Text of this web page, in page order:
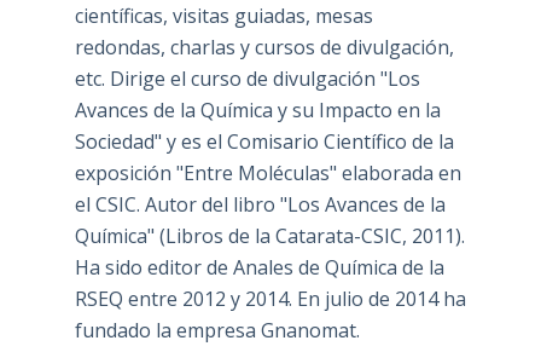
científicas, visitas guiadas, mesas
redondas, charlas y cursos de divulgación,
etc. Dirige el curso de divulgación "Los
Avances de la Química y su Impacto en la
Sociedad" y es el Comisario Científico de la
exposición "Entre Moléculas" elaborada en
el CSIC. Autor del libro "Los Avances de la
Química" (Libros de la Catarata-CSIC, 2011).
Ha sido editor de Anales de Química de la
RSEQ entre 2012 y 2014. En julio de 2014 ha
fundado la empresa Gnanomat.